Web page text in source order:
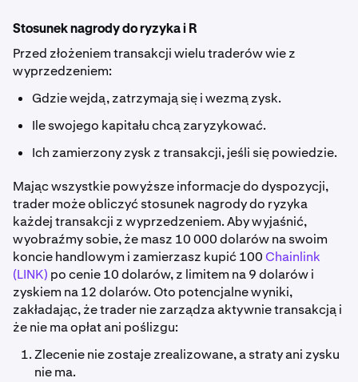
Stosunek nagrody do ryzyka i R
Przed złożeniem transakcji wielu traderów wie z
wyprzedzeniem:
Gdzie wejdą, zatrzymają się i wezmą zysk.
Ile swojego kapitału chcą zaryzykować.
Ich zamierzony zysk z transakcji, jeśli się powiedzie.
Mając wszystkie powyższe informacje do dyspozycji,
trader może obliczyć stosunek nagrody do ryzyka
każdej transakcji z wyprzedzeniem. Aby wyjaśnić,
wyobraźmy sobie, że masz 10 000 dolarów na swoim
koncie handlowym i zamierzasz kupić 100 Chainlink
(LINK) po cenie 10 dolarów, z limitem na 9 dolarów i
zyskiem na 12 dolarów. Oto potencjalne wyniki,
zakładając, że trader nie zarządza aktywnie transakcją i
że nie ma opłat ani poślizgu:
Zlecenie nie zostaje zrealizowane, a straty ani zysku
nie ma.